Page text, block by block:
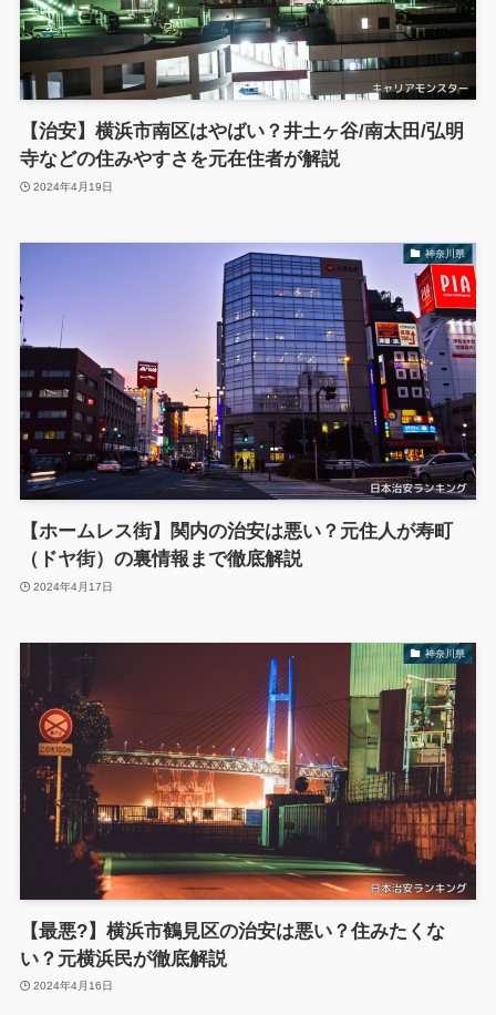
【治安】横浜市南区はやばい？井土ヶ谷/南太田/弘明
寺などの住みやすさを元在住者が解説
2024年4月19日
神奈川県
【ホームレス街】関内の治安は悪い？元住人が寿町
（ドヤ街）の裏情報まで徹底解説
2024年4月17日
神奈川県
【最悪?】横浜市鶴見区の治安は悪い？住みたくな
い？元横浜民が徹底解説
2024年4月16日